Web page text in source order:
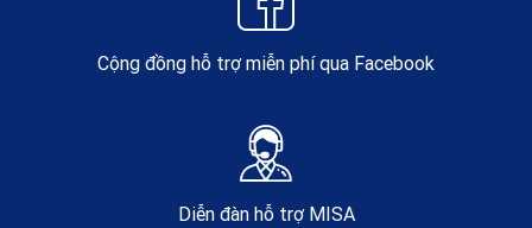
Cộng đồng hỗ trợ miễn phí qua Facebook
Diễn đàn hỗ trợ MISA